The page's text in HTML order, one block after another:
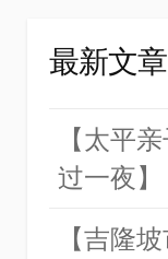
最新文章
【太平
过一夜】
【吉隆